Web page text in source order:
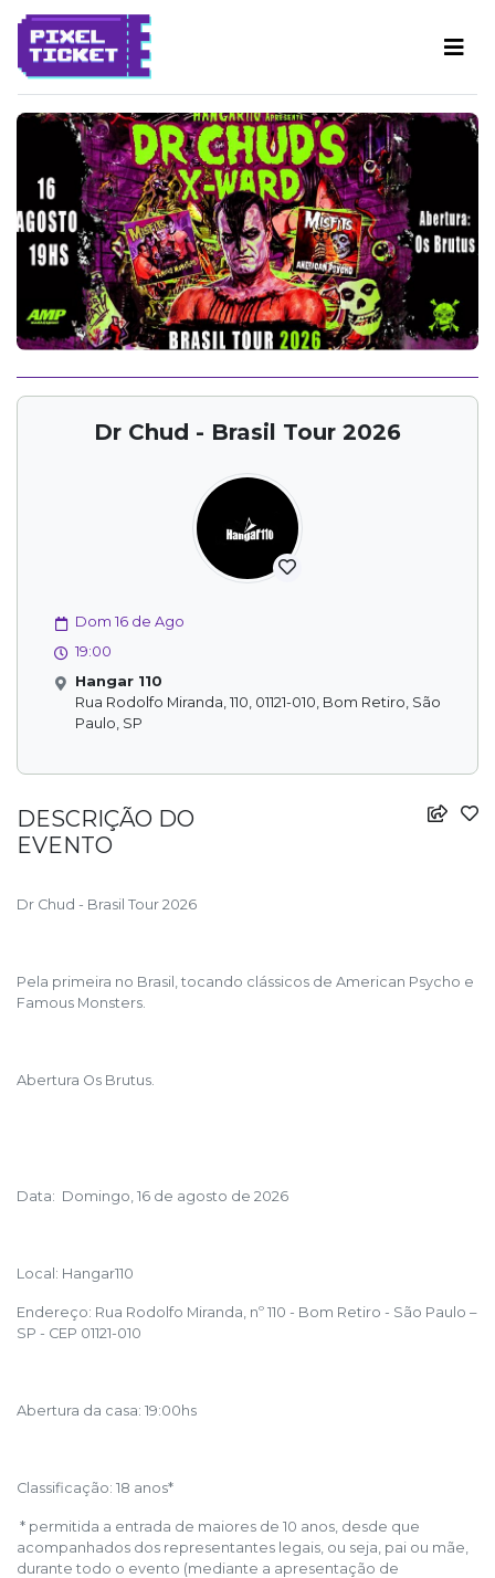
Dr Chud - Brasil Tour 2026
Dom 16 de Ago
19:00
Hangar 110
Rua Rodolfo Miranda, 110, 01121-010, Bom Retiro, São
Paulo, SP
DESCRIÇÃO DO
EVENTO
Dr Chud - Brasil Tour 2026
Pela primeira no Brasil, tocando clássicos de American Psycho e
Famous Monsters.
Abertura Os Brutus.
Data: Domingo, 16 de agosto de 2026
Local: Hangar110
Endereço: Rua Rodolfo Miranda, nº 110 - Bom Retiro - São Paulo –
SP - CEP 01121-010
Abertura da casa: 19:00hs
Classificação: 18 anos*
* permitida a entrada de maiores de 10 anos, desde que
acompanhados dos representantes legais, ou seja, pai ou mãe,
durante todo o evento (mediante a apresentação de